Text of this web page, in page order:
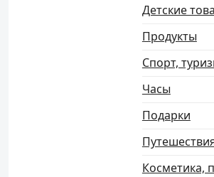
Детские
Продукты
Спорт,
Часы
Подарки
Косметика,